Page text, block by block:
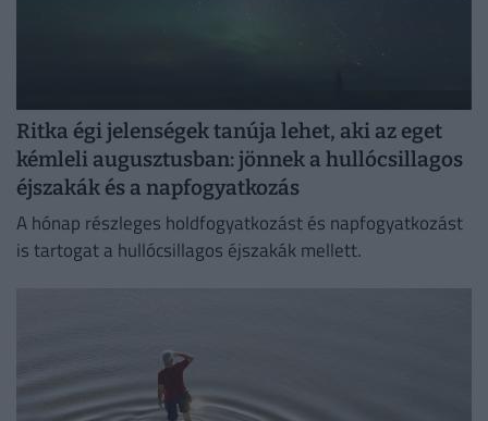
Ritka égi jelenségek tanúja lehet, aki az eget
kémleli augusztusban: jönnek a hullócsillagos
éjszakák és a napfogyatkozás
A hónap részleges holdfogyatkozást és napfogyatkozást
is tartogat a hullócsillagos éjszakák mellett.